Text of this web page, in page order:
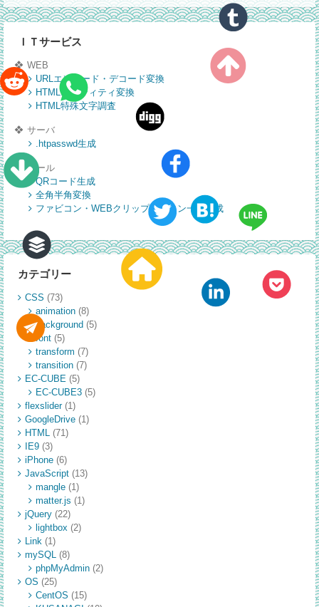
イ
ル
ＩＴサービス
WEB
URLエンコード・デコード変換
HTMLエンティティ変換
HTML特殊文字調査
サーバ
.htpasswd生成
ツール
QRコード生成
全角半角変換
ファビコン・WEBクリップアイコン一括生成
カテゴリー
CSS (73)
animation(8)
background (5)
font(5)
transform (7)
transition(7)
EC-CUBE(5)
EC-CUBE3(5)
flexslider(1)
GoogleDrive(1)
HTML(71)
IE9(3)
iPhone(6)
JavaScript(13)
mangle(1)
matter.js (1)
jQuery(22)
lightbox (2)
Link(1)
mySQL(8)
phpMyAdmin(2)
OS (25)
CentOS (15)